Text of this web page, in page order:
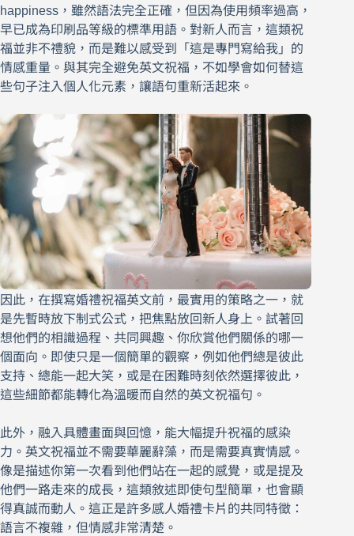
happiness，雖然語法完全正確，但因為使用頻率過高，
早已成為印刷品等級的標準用語。對新人而言，這類祝
福並非不禮貌，而是難以感受到「這是專門寫給我」的
情感重量。與其完全避免英文祝福，不如學會如何替這
些句子注入個人化元素，讓語句重新活起來。
因此，在撰寫婚禮祝福英文前，最實用的策略之一，就
是先暫時放下制式公式，把焦點放回新人身上。試著回
想他們的相識過程、共同興趣、你欣賞他們關係的哪一
個面向。即使只是一個簡單的觀察，例如他們總是彼此
支持、總能一起大笑，或是在困難時刻依然選擇彼此，
這些細節都能轉化為溫暖而自然的英文祝福句。
此外，融入具體畫面與回憶，能大幅提升祝福的感染
力。英文祝福並不需要華麗辭藻，而是需要真實情感。
像是描述你第一次看到他們站在一起的感覺，或是提及
他們一路走來的成長，這類敘述即使句型簡單，也會顯
得真誠而動人。這正是許多感人婚禮卡片的共同特徵：
語言不複雜，但情感非常清楚。